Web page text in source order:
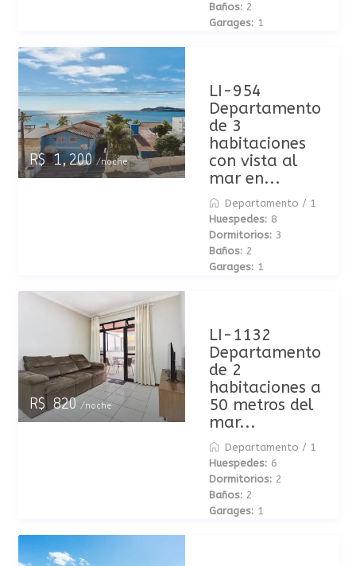
Baños: 2
Garages: 1
R$ 1,200/noche
LI-954
Departamento
de 3
habitaciones
con vista al
mar en...
Departamento / 1
Huespedes: 8
Dormitorios: 3
Baños: 2
Garages: 1
R$ 820/noche
LI-1132
Departamento
de 2
habitaciones a
50 metros del
mar...
Departamento / 1
Huespedes: 6
Dormitorios: 2
Baños: 2
Garages: 1